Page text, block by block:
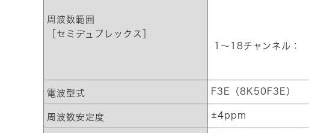
周波数範囲
［セミデュプレックス］
1～18チャンネル：
電波型式 F3E（8K50F3E）
周波数安定度 ±4ppm